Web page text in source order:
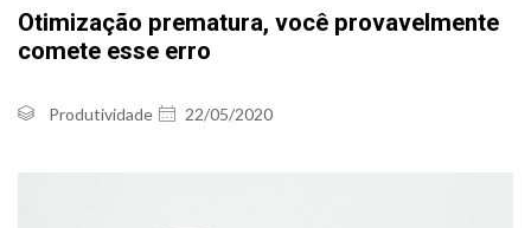
Otimização prematura, você provavelmente
comete esse erro
Produtividade 22/05/2020